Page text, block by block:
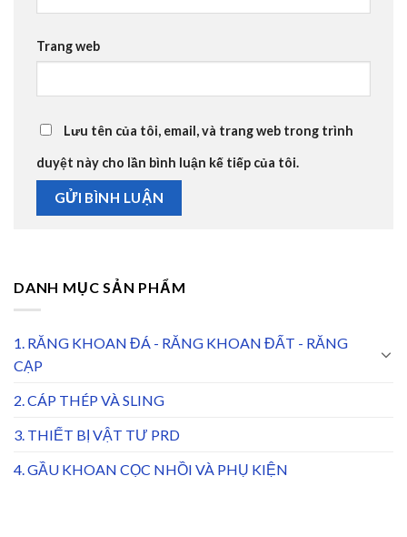
Trang web
Lưu tên của tôi, email, và trang web trong trình
duyệt này cho lần bình luận kế tiếp của tôi.
DANH MỤC SẢN PHẨM
1. RĂNG KHOAN ĐÁ - RĂNG KHOAN ĐẤT - RĂNG
CẠP
2. CÁP THÉP VÀ SLING
3. THIẾT BỊ VẬT TƯ PRD
4. GẦU KHOAN CỌC NHỒI VÀ PHỤ KIỆN